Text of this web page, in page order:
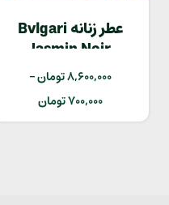
عطر زنانه Bvlgari
Jasmin Noir
8,600,000تومان–
700,000تومان